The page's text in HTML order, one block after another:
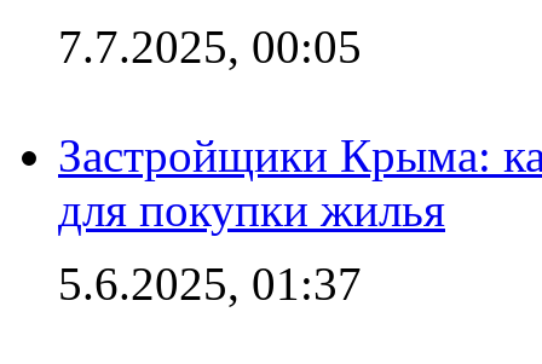
7.7.2025, 00:05
Застройщики Крыма:
для покупки жилья
5.6.2025, 01:37